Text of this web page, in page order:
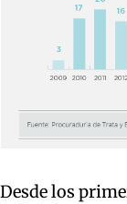
Desde los